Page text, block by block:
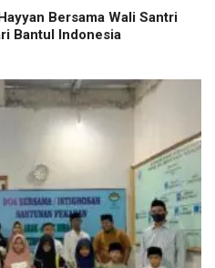
Bersama Wali Santri
Bantul Indonesia